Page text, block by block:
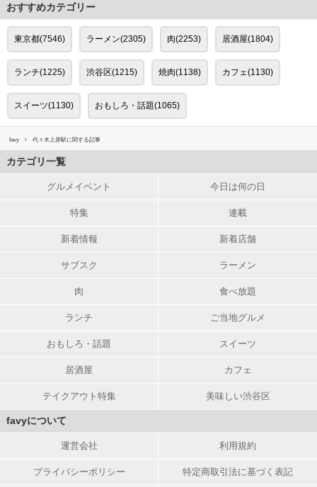
おすすめカテゴリー
東京都(7546) ラーメン(2305) 肉(2253) 居酒屋(1804)
ランチ(1225) 渋谷区(1215) 焼肉(1138) カフェ(1130)
スイーツ(1130) おもしろ・話題(1065)
favy 代々木上原駅に関する記事
カテゴリ一覧
グルメイベント 今日は何の日
特集 連載
新着情報 新着店舗
サブスク ラーメン
肉 食べ放題
ランチ ご当地グルメ
おもしろ・話題 スイーツ
居酒屋 カフェ
テイクアウト特集 美味しい渋谷区
favyについて
運営会社 利用規約
プライバシーポリシー 特定商取引法に基づく表記